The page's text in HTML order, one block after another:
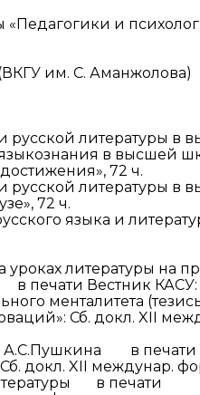
Центр
взаимодействия
и
им. С. Аманжолова)
литературы в
в высшей
72 ч.
литературы в
72 ч.
языка и
литературы на
в печати Вестник
менталитета
Сб. докл. XII
А.С.Пушкина в
Сб. докл. XII
в печати